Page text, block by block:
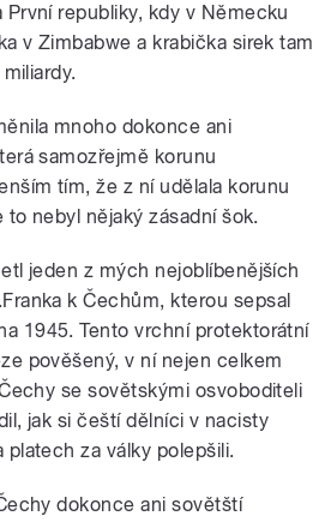
republiky, kdy v Německu
v Zimbabwe a krabička sirek tam
mnoho dokonce ani
samozřejmě korunu
tím, že z ní udělala korunu
nebyl nějaký zásadní šok.
jeden z mých nejoblíbenějších
k Čechům, kterou sepsal
1945. Tento vrchní protektorátní
pověšený, v ní nejen celkem
se sovětskými osvoboditeli
jak si čeští dělníci v nacisty
za války polepšili.
dokonce ani sovětští